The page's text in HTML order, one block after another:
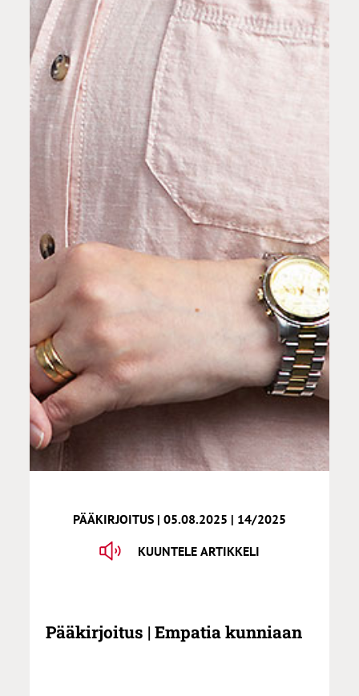
PÄÄKIRJOITUS | 05.08.2025 | 14/2025
KUUNTELE ARTIKKELI
Pääkirjoitus | Empatia kunniaan